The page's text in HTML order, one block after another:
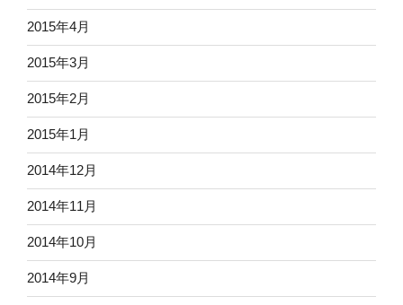
2015年4月
2015年3月
2015年2月
2015年1月
2014年12月
2014年11月
2014年10月
2014年9月